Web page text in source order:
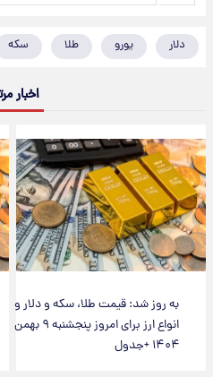
دلار یورو طلا سکه
اخبار
به روز شد: قیمت طلا، سکه و دلار و
انواع ارز برای امروز پنجشنبه ۹ بهمن
۱۴۰۴ +جدول